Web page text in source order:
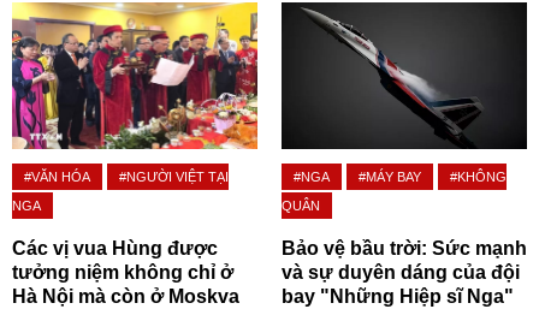
#VĂN HÓA
#NGƯỜI VIỆT TẠI
NGA
Các vị vua Hùng được
tưởng niệm không chỉ ở
Hà Nội mà còn ở Moskva
#NGA #MÁY BAY
#KHÔNG
QUÂN
Bảo vệ bầu trời: Sức mạnh
và sự duyên dáng của đội
bay "Những Hiệp sĩ Nga"